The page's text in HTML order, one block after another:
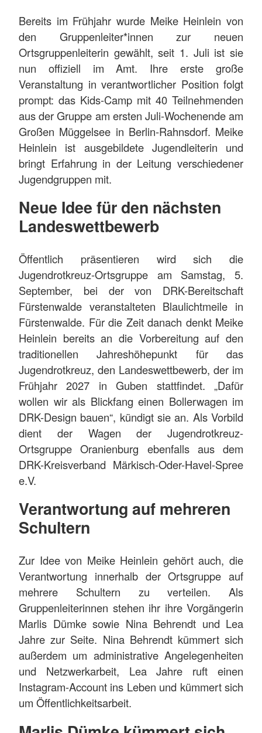
Bereits im Frühjahr wurde Meike Heinlein von
den Gruppenleiter*innen zur neuen
Ortsgruppenleiterin gewählt, seit 1. Juli ist sie
nun offiziell im Amt. Ihre erste große
Veranstaltung in verantwortlicher Position folgt
prompt: das Kids-Camp mit 40 Teilnehmenden
aus der Gruppe am ersten Juli-Wochenende am
Großen Müggelsee in Berlin-Rahnsdorf. Meike
Heinlein ist ausgebildete Jugendleiterin und
bringt Erfahrung in der Leitung verschiedener
Jugendgruppen mit.
Neue Idee für den nächsten
Landeswettbewerb
Öffentlich präsentieren wird sich die
Jugendrotkreuz-Ortsgruppe am Samstag, 5.
September, bei der von DRK-Bereitschaft
Fürstenwalde veranstalteten Blaulichtmeile in
Fürstenwalde. Für die Zeit danach denkt Meike
Heinlein bereits an die Vorbereitung auf den
traditionellen Jahreshöhepunkt für das
Jugendrotkreuz, den Landeswettbewerb, der im
Frühjahr 2027 in Guben stattfindet. „Dafür
wollen wir als Blickfang einen Bollerwagen im
DRK-Design bauen“, kündigt sie an. Als Vorbild
dient der Wagen der Jugendrotkreuz-
Ortsgruppe Oranienburg ebenfalls aus dem
DRK-Kreisverband Märkisch-Oder-Havel-Spree
e.V.
Verantwortung auf mehreren
Schultern
Zur Idee von Meike Heinlein gehört auch, die
Verantwortung innerhalb der Ortsgruppe auf
mehrere Schultern zu verteilen. Als
Gruppenleiterinnen stehen ihr ihre Vorgängerin
Marlis Dümke sowie Nina Behrendt und Lea
Jahre zur Seite. Nina Behrendt kümmert sich
außerdem um administrative Angelegenheiten
und Netzwerkarbeit, Lea Jahre ruft einen
Instagram-Account ins Leben und kümmert sich
um Öffentlichkeitsarbeit.